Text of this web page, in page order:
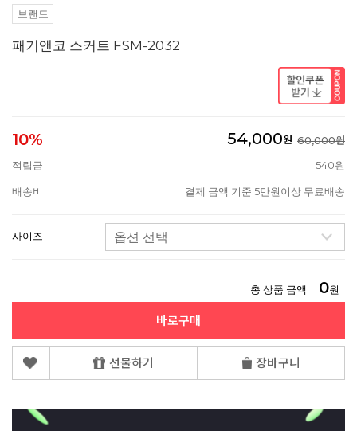
브랜드
패기앤코 스커트 FSM-2032
10% 54,000원 60,000원
적립금
540원
배송비 결제 금액 기준 5만원이상 무료배송
사이즈
총 상품 금액 0원
바로구매
선물하기 장바구니